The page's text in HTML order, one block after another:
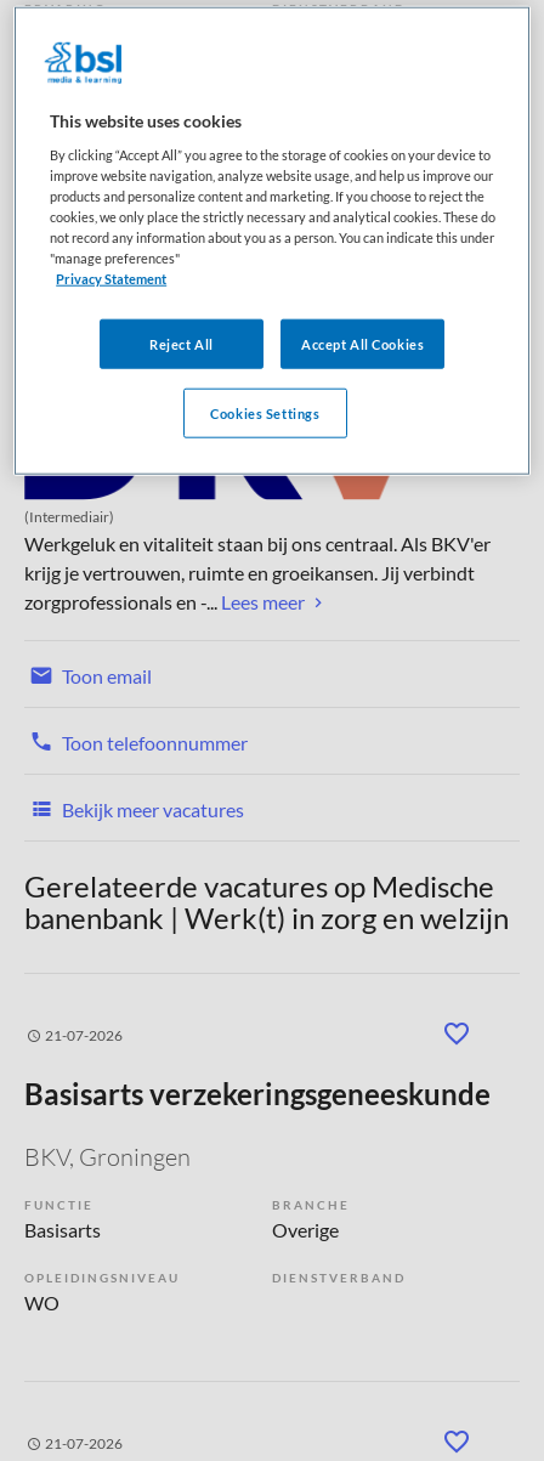
ERVARING DIENSTVERBAND
Vacature niet beschikbaar
Deze vacature Basisarts bedrijfsgeneeskunde bij BKV is
niet meer actueel. Hieronder staan enkele vergelijkbare
vacatures die voor u wellicht interessant zijn.
(Intermediair)
Werkgeluk en vitaliteit staan bij ons centraal. Als BKV'er
krijg je vertrouwen, ruimte en groeikansen. Jij verbindt
zorgprofessionals en -... Lees meer
Toon email
Toon telefoonnummer
Bekijk meer vacatures
Gerelateerde vacatures op Medische
banenbank | Werk(t) in zorg en welzijn
21-07-2026
Basisarts verzekeringsgeneeskunde
BKV, Groningen
FUNCTIE
Basisarts
BRANCHE
Overige
OPLEIDINGSNIVEAU
WO
DIENSTVERBAND
21-07-2026
This website uses cookies
By clicking “Accept All” you agree to the storage of cookies on your device to
improve website navigation, analyze website usage, and help us improve our
products and personalize content and marketing. If you choose to reject the
cookies, we only place the strictly necessary and analytical cookies. These do
not record any information about you as a person. You can indicate this under
"manage preferences"
Privacy Statement
Reject All Accept All Cookies
Cookies Settings